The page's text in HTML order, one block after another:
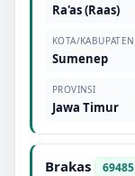
Ra'as (Raas)
KOTA/KABUPATEN
Sumenep
PROVINSI
Jawa Timur
Brakas 69485